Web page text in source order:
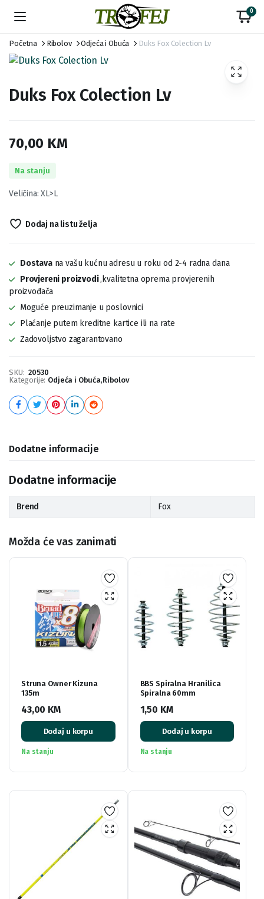
0
Početna Ribolov Odjeća i Obuća Duks Fox Colection Lv
Duks Fox Colection Lv
70,00 KM
Na stanju
Veličina: XL>L
Dodaj na listu želja
Dostavana vašu kućnu adresu u roku od 2-4 radna dana
Provjereni proizvodi,kvalitetna oprema provjerenih
proizvođača
Moguće preuzimanje u poslovnici
Plaćanje putem kreditne kartice ili na rate
Zadovoljstvo zagarantovano
SKU: 20530
Kategorije: Odjeća i Obuća,Ribolov
Dodatne informacije
Dodatne informacije
Brend Fox
Možda će vas zanimati
Struna Owner Kizuna
135m
43,00 KM
Dodaj u korpu
Na stanju
BBS Spiralna Hranilica
Spiralna 60mm
1,50 KM
Dodaj u korpu
Na stanju